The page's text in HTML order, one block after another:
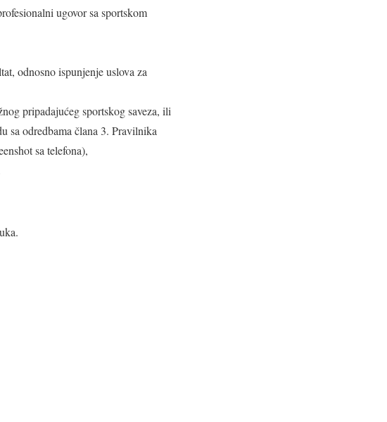
ugovor sa sportskom
odnosno ispunjenje uslova za
pripadajućeg sportskog saveza, ili
sa odredbama člana 3. Pravilnika
sa telefona),